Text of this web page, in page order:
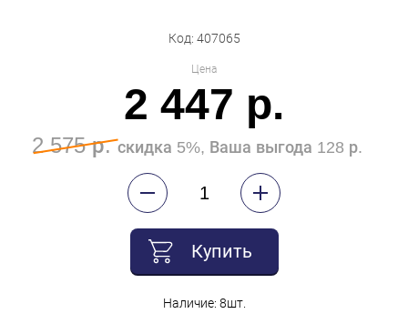
Код: 407065
Цена
2 447 р.
2 575 р.скидка 5%, Ваша выгода 128 р.
Купить
Наличие: 8шт.